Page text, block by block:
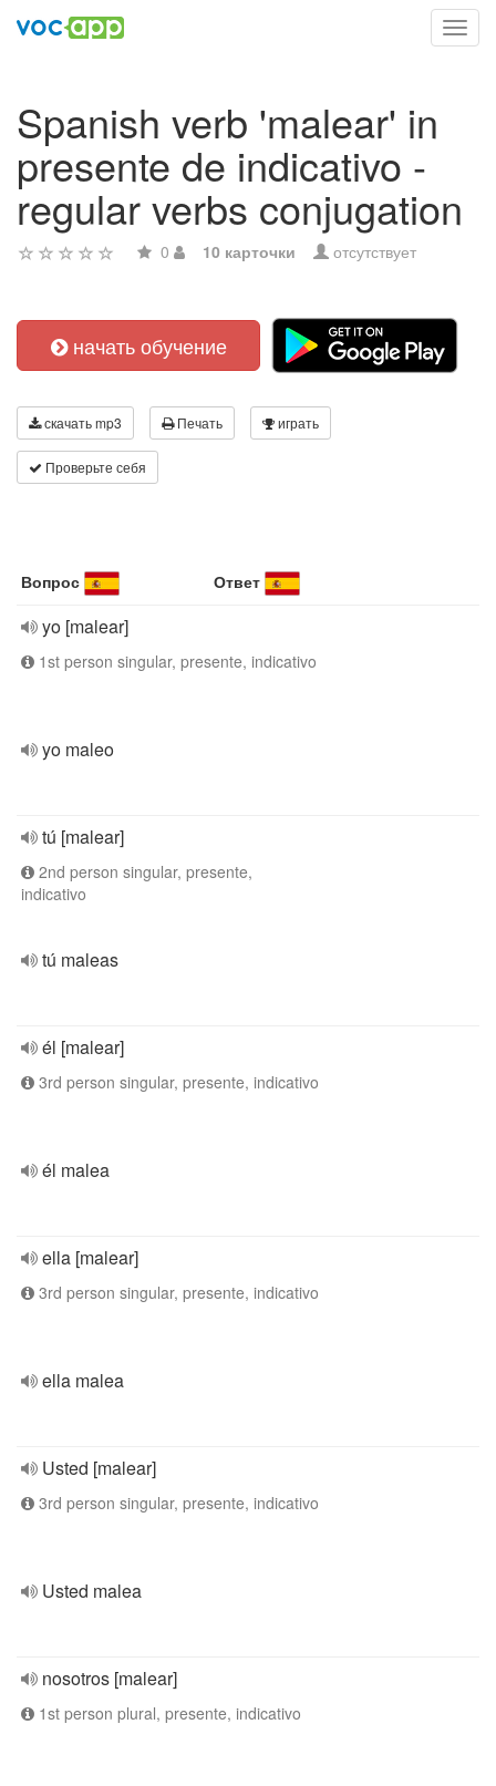
Spanish verb 'malear' in
presente de indicativo -
regular verbs conjugation
0 10 карточки отсутствует
начать обучение
скачать mp3 Печать играть
Проверьте себя
Вопрос Ответ
yo [malear]
1st person singular, presente, indicativo
yo maleo
tú [malear]
2nd person singular, presente,
indicativo
tú maleas
él [malear]
3rd person singular, presente, indicativo
él malea
ella [malear]
3rd person singular, presente, indicativo
ella malea
Usted [malear]
3rd person singular, presente, indicativo
Usted malea
nosotros [malear]
1st person plural, presente, indicativo